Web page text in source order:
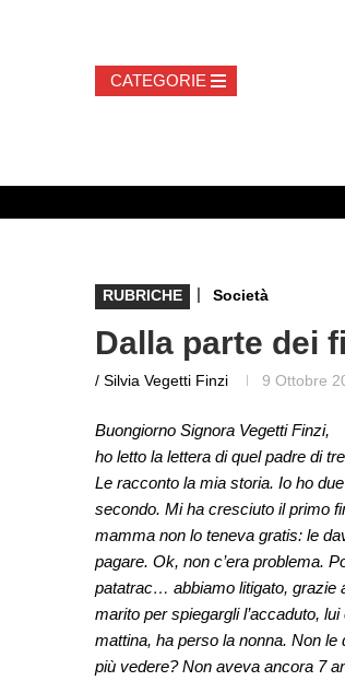
RUBRICHE | Società
Dalla parte dei
/ Silvia Vegetti Finzi 9 Ottobre
Buongiorno Signora Vegetti Finzi,
ho letto la lettera di quel padre di
Le racconto la mia storia. Io ho
secondo. Mi ha cresciuto il primo
mamma non lo teneva gratis: le
pagare. Ok, non c’era problema.
patatrac… abbiamo litigato, grazie
marito per spiegargli l’accaduto,
mattina, ha perso la nonna. Non
più vedere? Non aveva ancora 7